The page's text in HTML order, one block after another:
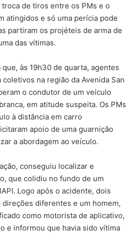
de tiros entre os PMs e o
atingidos e só uma perícia pode
partiram os projéteis de arma de
das vítimas.
às 19h30 de quarta, agentes
na região da Avenida San
o condutor de um veículo
em atitude suspeita. Os PMs
à distância em carro
apoio de uma guarnição
a abordagem ao veículo.
conseguiu localizar e
que colidiu no fundo de um
Logo após o acidente, dois
diferentes e um homem,
como motorista de aplicativo,
e informou que havia sido vítima